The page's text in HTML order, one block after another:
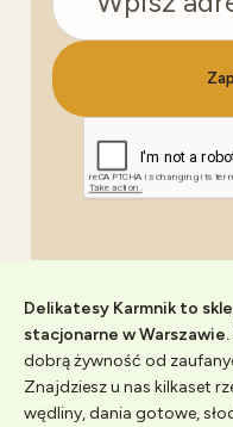
Delikatesy Karmnik to
stacjonarne w Warszawie.
dobrą żywność od
Znajdziesz u nas kilkaset
wędliny, dania gotowe,